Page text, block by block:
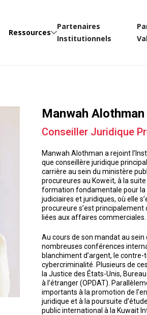
Ressources
Partenaires
Institutionnels
Manwah Alothman
Conseiller Juridique
Manwah Alothman a rejoint
que conseillère juridique
carrière au sein du ministère
procureures au Koweït, à la
formation fondamentale pour la
judiciaires et juridiques, où elle
procureure s’est
liées aux affaires commerciales.
Au cours de son mandat au
nombreuses conférences
blanchiment d’argent, le
cybercriminalité. Plusieurs de
la Justice des États-Unis,
à l’étranger (OPDAT).
importants à la promotion de
juridique et à la poursuite
public international à la Kuwait